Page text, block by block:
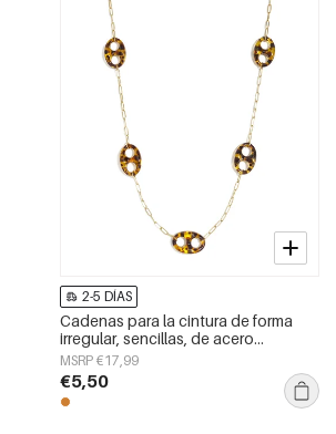
2-5 DÍAS
Cadenas para la cintura de forma
irregular, sencillas, de acero
inoxidable, accesorios de uso diario.
MSRP €17,99
€5,50